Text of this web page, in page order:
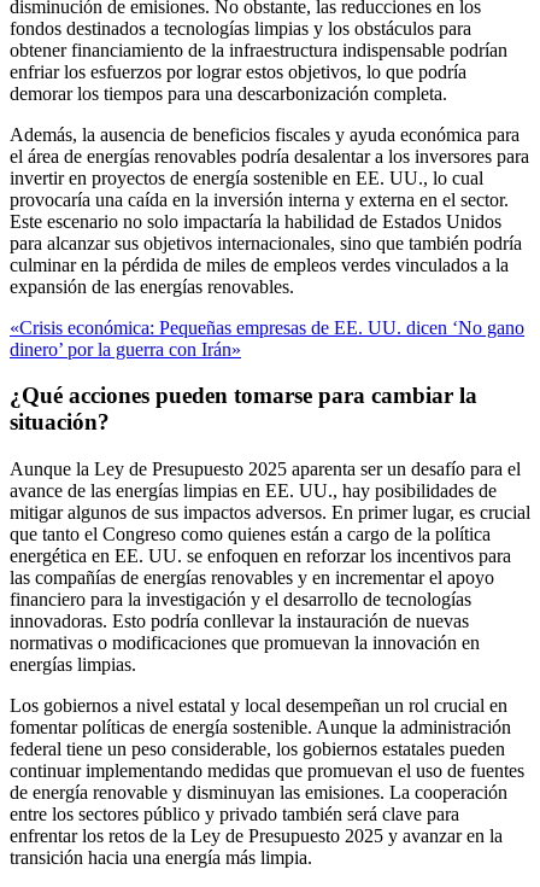
disminución de emisiones. No obstante, las reducciones en los
fondos destinados a tecnologías limpias y los obstáculos para
obtener financiamiento de la infraestructura indispensable podrían
enfriar los esfuerzos por lograr estos objetivos, lo que podría
demorar los tiempos para una descarbonización completa.
Además, la ausencia de beneficios fiscales y ayuda económica para
el área de energías renovables podría desalentar a los inversores para
invertir en proyectos de energía sostenible en EE. UU., lo cual
provocaría una caída en la inversión interna y externa en el sector.
Este escenario no solo impactaría la habilidad de Estados Unidos
para alcanzar sus objetivos internacionales, sino que también podría
culminar en la pérdida de miles de empleos verdes vinculados a la
expansión de las energías renovables.
«Crisis económica: Pequeñas empresas de EE. UU. dicen ‘No gano
dinero’ por la guerra con Irán»
¿Qué acciones pueden tomarse para cambiar la
situación?
Aunque la Ley de Presupuesto 2025 aparenta ser un desafío para el
avance de las energías limpias en EE. UU., hay posibilidades de
mitigar algunos de sus impactos adversos. En primer lugar, es crucial
que tanto el Congreso como quienes están a cargo de la política
energética en EE. UU. se enfoquen en reforzar los incentivos para
las compañías de energías renovables y en incrementar el apoyo
financiero para la investigación y el desarrollo de tecnologías
innovadoras. Esto podría conllevar la instauración de nuevas
normativas o modificaciones que promuevan la innovación en
energías limpias.
Los gobiernos a nivel estatal y local desempeñan un rol crucial en
fomentar políticas de energía sostenible. Aunque la administración
federal tiene un peso considerable, los gobiernos estatales pueden
continuar implementando medidas que promuevan el uso de fuentes
de energía renovable y disminuyan las emisiones. La cooperación
entre los sectores público y privado también será clave para
enfrentar los retos de la Ley de Presupuesto 2025 y avanzar en la
transición hacia una energía más limpia.